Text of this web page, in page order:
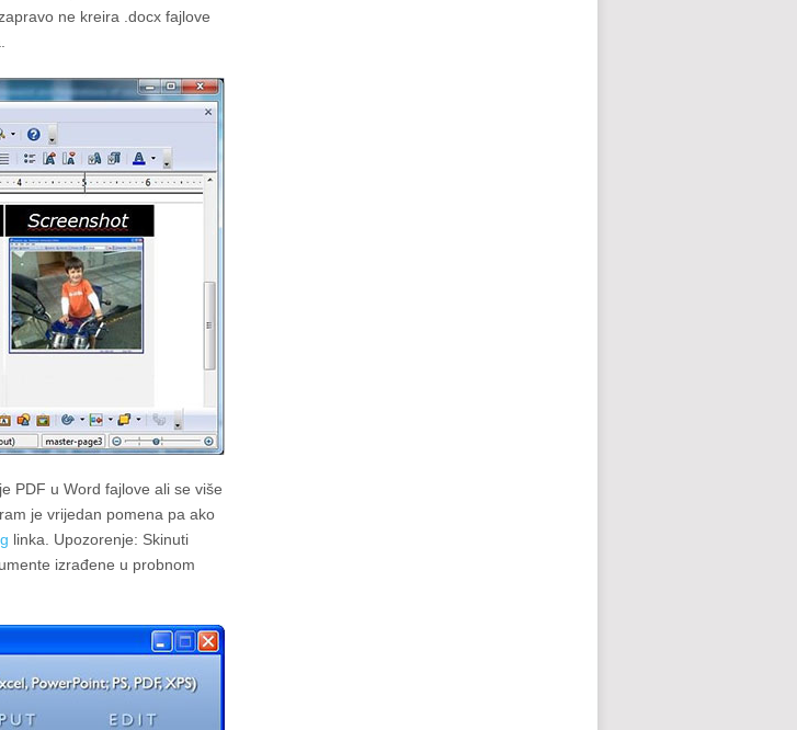
ne kreira .docx fajlove
PDF u Word fajlove ali se više
je vrijedan pomena pa ako
linka. Upozorenje: Skinuti
izrađene u probnom